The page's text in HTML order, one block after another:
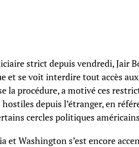
strict depuis vendredi, Jair
et se voit interdire tout accès
la procédure, a motivé ces
depuis l’étranger, en
cercles politiques
et Washington s’est encore